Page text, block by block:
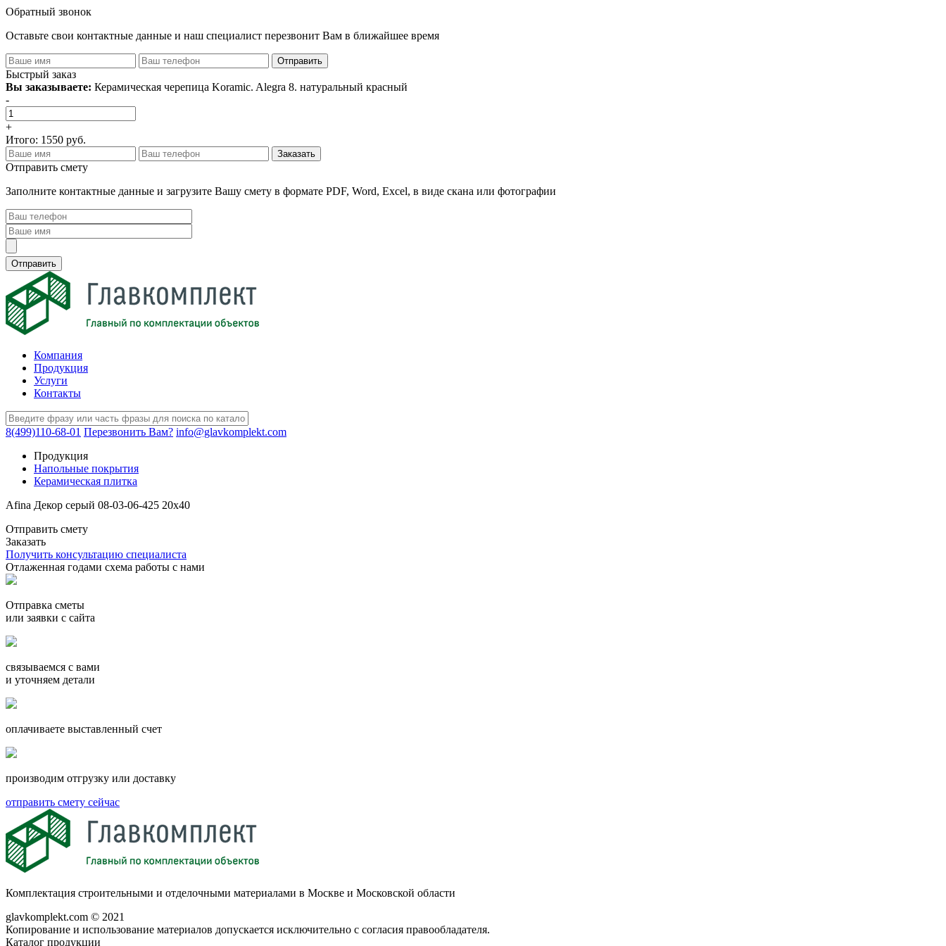
Обратный звонок
Оставьте свои контактные данные и наш специалист перезвонит Вам в ближайшее время
Быстрый заказ
Вы заказываете: Керамическая черепица Koramic. Alegra 8. натуральный красный
-
+
Итого: 1550 руб.
Отправить смету
Заполните контактные данные и загрузите Вашу смету в формате PDF, Word, Excel, в виде скана или фотографии
Компания
Продукция
Услуги
Контакты
8(499)110-68-01 Перезвонить Вам? info@glavkomplekt.com
Продукция
Напольные покрытия
Керамическая плитка
Afina Декор серый 08-03-06-425 20х40
Отправить смету
Заказать
Получить консультацию специалиста
Отлаженная годами схема работы с нами
Отправка сметы
или заявки с сайта
связываемся с вами
и уточняем детали
оплачиваете выставленный счет
производим отгрузку или доставку
отправить смету сейчас
Комплектация строительными и отделочными материалами в Москве и Московской области
glavkomplekt.com © 2021
Копирование и использование материалов допускается исключительно с согласия правообладателя.
Каталог продукции